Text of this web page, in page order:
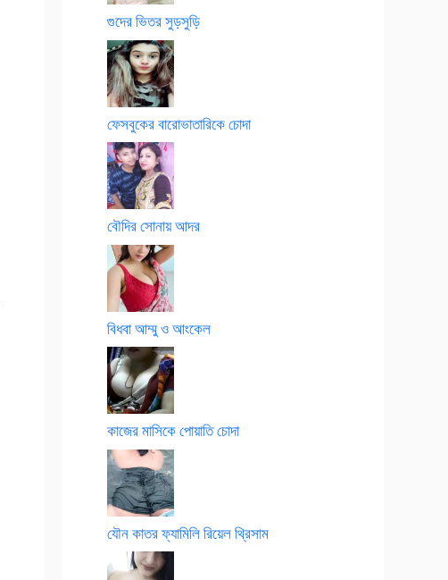
গুদের ভিতর সুড়সুড়ি
ফেসবুকের বারোভাতারিকে চোদা
বৌদির সোনায় আদর
বিধবা আম্মু ও আংকেল
কাজের মাসিকে পোয়াতি চোদা
যৌন কাতর ফ্যামিলি রিয়েল থ্রিসাম